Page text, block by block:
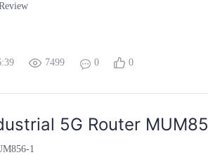
7499 0 0
5G Router
1